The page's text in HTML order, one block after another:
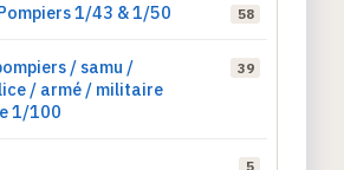
1/43 & 1/50 58
/ samu /
/ armé / militaire
1/100
39
5